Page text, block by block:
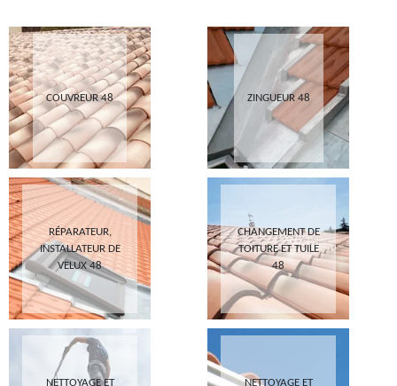
COUVREUR 48 ZINGUEUR 48
RÉPARATEUR,
INSTALLATEUR DE
VELUX 48
CHANGEMENT DE
TOITURE ET TUILE
48
NETTOYAGE ET
NETTOYAGE ET